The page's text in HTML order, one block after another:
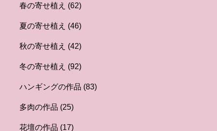
春の寄せ植え (62)
夏の寄せ植え (46)
秋の寄せ植え (42)
冬の寄せ植え (92)
ハンギングの作品 (83)
多肉の作品 (25)
花壇の作品 (17)